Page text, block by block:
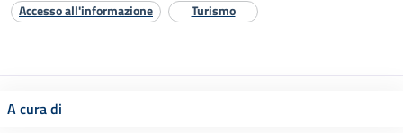
Accesso all'informazione Turismo
A cura di